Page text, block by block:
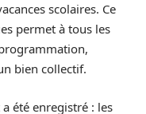
scolaires. Ce
permet à tous les
bien collectif.
été enregistré : les